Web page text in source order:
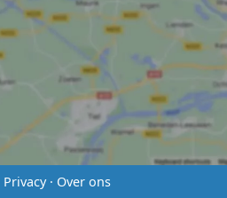
Privacy· Over ons